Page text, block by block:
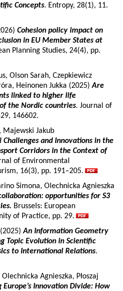
Concepts. Entropy, 28(1), 11.
Cohesion policy impact on
in EU Member States at
Planning Studies, 24(4), pp.
Olson Sarah, Czepkiewicz
Heinonen Jukka (2025)Are
linked to higher life
the Nordic countries. Journal of
146602.
Majewski Jakub
and Innovations in the
Corridors in the Context of
of Environmental
16(3), pp. 191–205.
Simona, Olechnicka Agnieszka
opportunities for S3
Brussels: European
of Practice, pp. 29.
An Information Geometry
Topic Evolution in Scientific
to International Relations.
Agnieszka, Płoszaj
Europe’s Innovation Divide: How